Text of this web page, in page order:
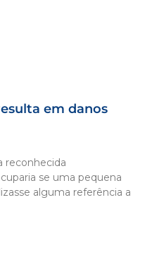
em danos
reconhecida
se uma pequena
alguma referência a